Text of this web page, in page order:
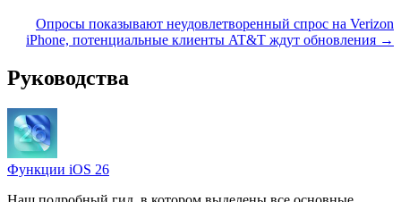
Опросы показывают неудовлетворенный спрос на Verizon
iPhone, потенциальные клиенты AT&T ждут обновления →
Руководства
Функции iOS 26